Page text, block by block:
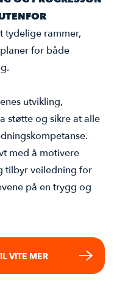
tydelige rammer,
for både
utvikling,
støtte og sikre at alle
med å motivere
tilbyr veiledning for
på en trygg og
VITE MER